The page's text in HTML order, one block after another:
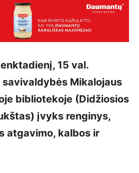
15 val.
savivaldybės Mikalojaus
bibliotekoje (Didžiosios
įvyks renginys,
atgavimo, kalbos ir